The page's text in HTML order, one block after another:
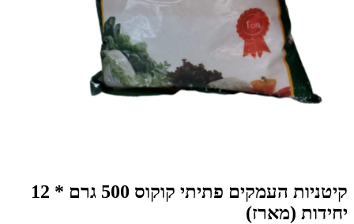
קיטניות העמקים פתיתי קוקוס 500 גרם * 12
יחידות (מארז)